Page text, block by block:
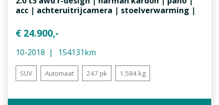
acc | achteruitrijcamera | stoelverwarming |
€ 24.900,-
10-2018 154131km
SUV Automaat 247 pk 1.584 kg